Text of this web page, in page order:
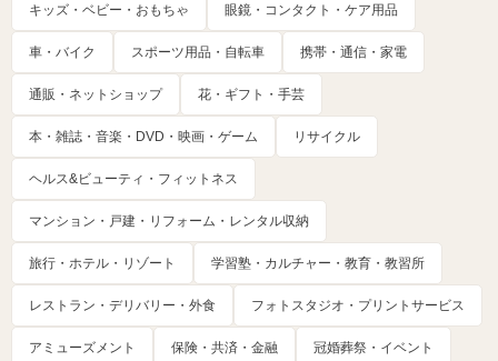
キッズ・ベビー・おもちゃ 眼鏡・コンタクト・ケア用品
車・バイク スポーツ用品・自転車 携帯・通信・家電
通販・ネットショップ 花・ギフト・手芸
本・雑誌・音楽・DVD・映画・ゲーム リサイクル
ヘルス&ビューティ・フィットネス
マンション・戸建・リフォーム・レンタル収納
旅行・ホテル・リゾート 学習塾・カルチャー・教育・教習所
レストラン・デリバリー・外食 フォトスタジオ・プリントサービス
アミューズメント 保険・共済・金融 冠婚葬祭・イベント